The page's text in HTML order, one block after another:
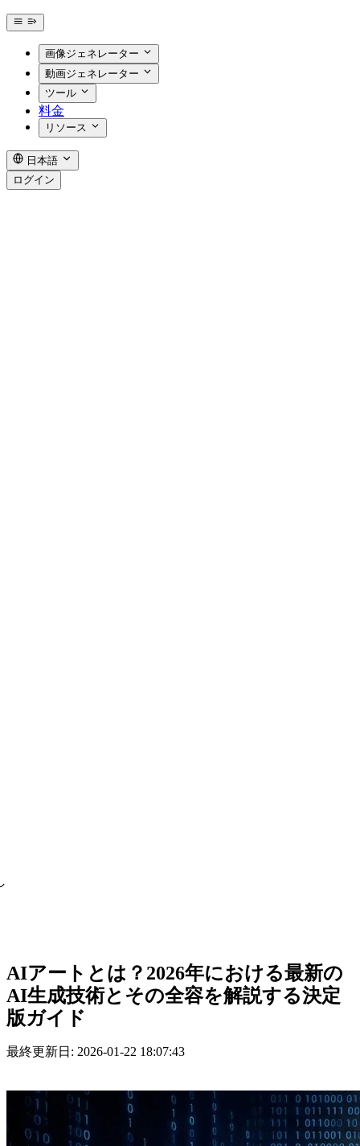
画像ジェネレーター
動画ジェネレーター
ツール
料金
リソース
日本語
ログイン
AIアートとは？2026年における最新の
AI生成技術とその全容を解説する決定
版ガイド
最終更新日: 2026-01-22 18:07:43